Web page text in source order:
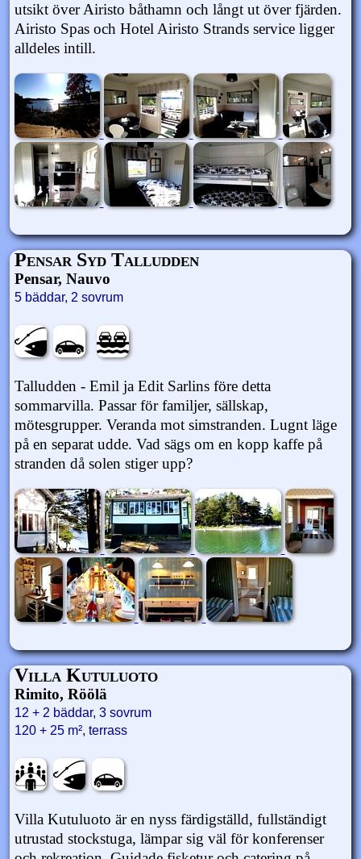
utsikt över Airisto båthamn och långt ut över fjärden.
Airisto Spas och Hotel Airisto Strands service ligger
alldeles intill.
Pensar Syd Talludden
Pensar, Nauvo
5 bäddar, 2 sovrum
Talludden - Emil ja Edit Sarlins före detta
sommarvilla. Passar för familjer, sällskap,
mötesgrupper. Veranda mot simstranden. Lugnt läge
på en separat udde. Vad sägs om en kopp kaffe på
stranden då solen stiger upp?
Villa Kutuluoto
Rimito, Röölä
12 + 2 bäddar, 3 sovrum
120 + 25 m², terrass
Villa Kutuluoto är en nyss färdigställd, fullständigt
utrustad stockstuga, lämpar sig väl för konferenser